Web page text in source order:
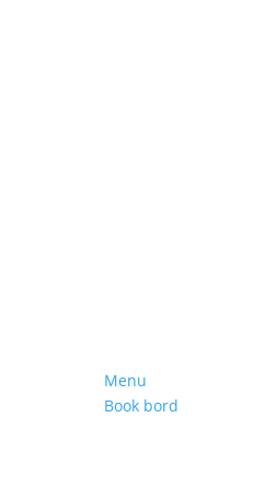
Menu
Book bord